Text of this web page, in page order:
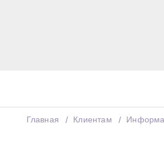
Главная Клиентам